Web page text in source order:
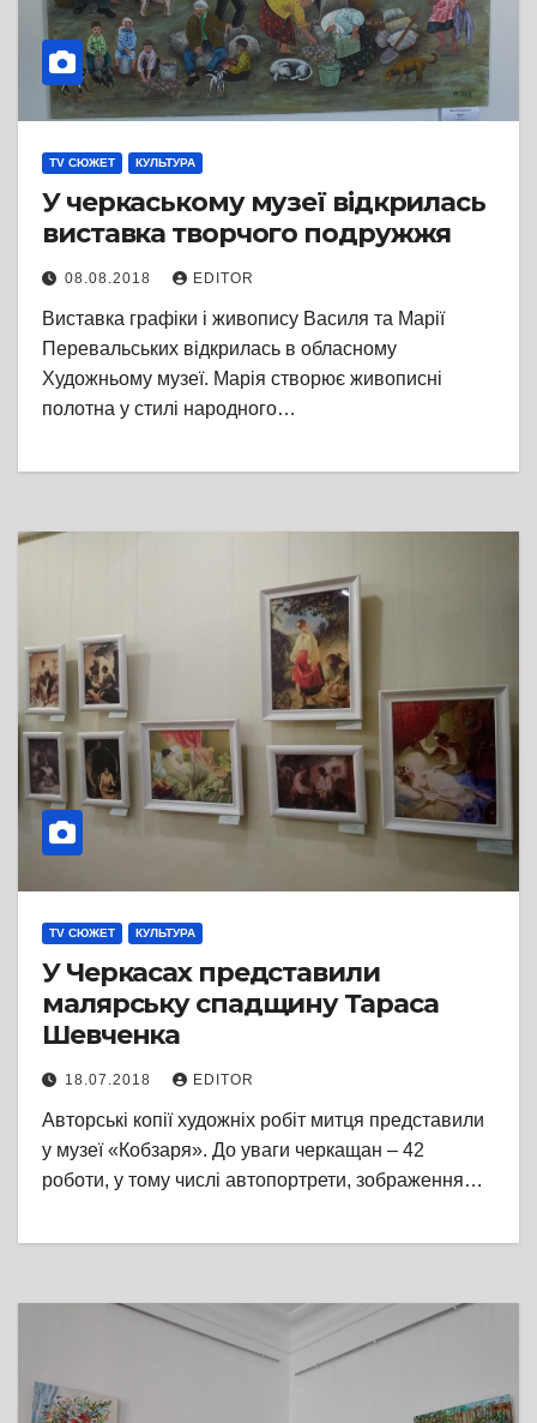
TV СЮЖЕТ КУЛЬТУРА
У черкаському музеї відкрилась
виставка творчого подружжя
08.08.2018 EDITOR
Виставка графіки і живопису Василя та Марії
Перевальських відкрилась в обласному
Художньому музеї. Марія створює живописні
полотна у стилі народного…
TV СЮЖЕТ КУЛЬТУРА
У Черкасах представили
малярську спадщину Тараса
Шевченка
18.07.2018 EDITOR
Авторські копії художніх робіт митця представили
у музеї «Кобзаря». До уваги черкащан – 42
роботи, у тому числі автопортрети, зображення…